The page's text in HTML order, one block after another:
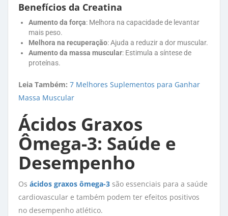
Benefícios da Creatina
Aumento da força: Melhora na capacidade de levantar
mais peso.
Melhora na recuperação: Ajuda a reduzir a dor muscular.
Aumento da massa muscular: Estimula a síntese de
proteínas.
Leia Também: 7 Melhores Suplementos para Ganhar
Massa Muscular
Ácidos Graxos
Ômega-3: Saúde e
Desempenho
Os ácidos graxos ômega-3 são essenciais para a saúde
cardiovascular e também podem ter efeitos positivos
no desempenho atlético.